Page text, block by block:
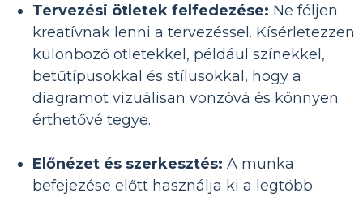
Tervezési ötletek felfedezése: Ne féljen
kreatívnak lenni a tervezéssel. Kísérletezzen
különböző ötletekkel, például színekkel,
betűtípusokkal és stílusokkal, hogy a
diagramot vizuálisan vonzóvá és könnyen
érthetővé tegye.
Előnézet és szerkesztés: A munka
befejezése előtt használja ki a legtöbb